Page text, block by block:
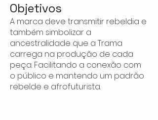
Objetivos
A marca deve transmitir rebeldia e
também simbolizar a
ancestralidade que a Trama
carrega na produção de cada
peça. Facilitando a conexão com
o público e mantendo um padrão
rebelde e afrofuturista.